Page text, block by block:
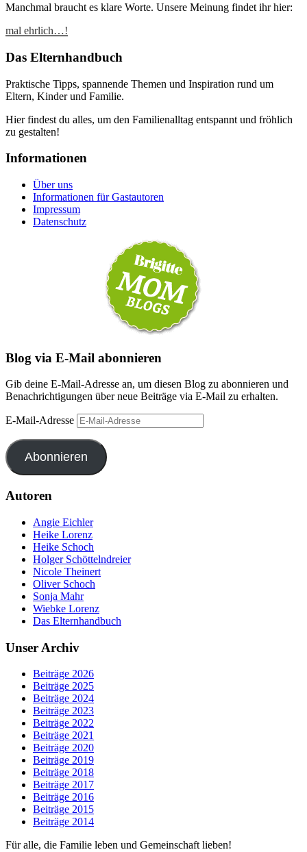
Manchmal braucht es klare Worte. Unsere Meinung findet ihr hier:
mal ehrlich…!
Das Elternhandbuch
Praktische Tipps, spannende Themen und Inspiration rund um
Eltern, Kinder und Familie.
Hier findest du alles, um den Familienalltag entspannt und fröhlich
zu gestalten!
Informationen
Über uns
Informationen für Gastautoren
Impressum
Datenschutz
Blog via E-Mail abonnieren
Gib deine E-Mail-Adresse an, um diesen Blog zu abonnieren und
Benachrichtigungen über neue Beiträge via E-Mail zu erhalten.
E-Mail-Adresse
Abonnieren
Autoren
Angie Eichler
Heike Lorenz
Heike Schoch
Holger Schöttelndreier
Nicole Theinert
Oliver Schoch
Sonja Mahr
Wiebke Lorenz
Das Elternhandbuch
Unser Archiv
Beiträge 2026
Beiträge 2025
Beiträge 2024
Beiträge 2023
Beiträge 2022
Beiträge 2021
Beiträge 2020
Beiträge 2019
Beiträge 2018
Beiträge 2017
Beiträge 2016
Beiträge 2015
Beiträge 2014
Für alle, die Familie leben und Gemeinschaft lieben!